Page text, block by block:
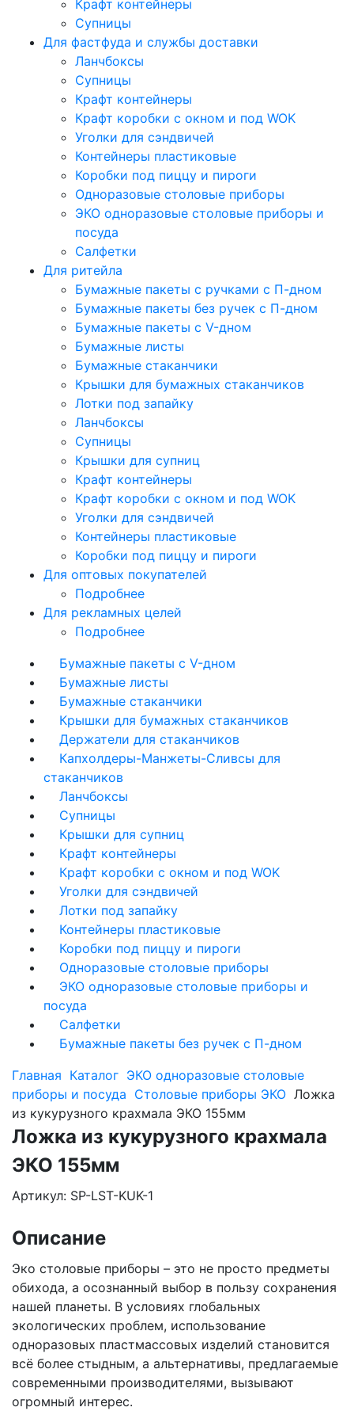
Крафт контейнеры
Супницы
Для фастфуда и службы доставки
Ланчбоксы
Супницы
Крафт контейнеры
Крафт коробки с окном и под WOK
Уголки для сэндвичей
Контейнеры пластиковые
Коробки под пиццу и пироги
Одноразовые столовые приборы
ЭКО одноразовые столовые приборы и
посуда
Салфетки
Для ритейла
Бумажные пакеты с ручками с П-дном
Бумажные пакеты без ручек с П-дном
Бумажные пакеты с V-дном
Бумажные листы
Бумажные стаканчики
Крышки для бумажных стаканчиков
Лотки под запайку
Ланчбоксы
Супницы
Крышки для супниц
Крафт контейнеры
Крафт коробки с окном и под WOK
Уголки для сэндвичей
Контейнеры пластиковые
Коробки под пиццу и пироги
Для оптовых покупателей
Подробнее
Для рекламных целей
Подробнее
Бумажные пакеты с V-дном
Бумажные листы
Бумажные стаканчики
Крышки для бумажных стаканчиков
Держатели для стаканчиков
Капхолдеры-Манжеты-Сливсы для
стаканчиков
Ланчбоксы
Супницы
Крышки для супниц
Крафт контейнеры
Крафт коробки с окном и под WOK
Уголки для сэндвичей
Лотки под запайку
Контейнеры пластиковые
Коробки под пиццу и пироги
Одноразовые столовые приборы
ЭКО одноразовые столовые приборы и
посуда
Салфетки
Бумажные пакеты без ручек с П-дном
Главная Каталог ЭКО одноразовые столовые
приборы и посуда Столовые приборы ЭКО Ложка
из кукурузного крахмала ЭКО 155мм
Ложка из кукурузного крахмала
ЭКО 155мм
Артикул: SP-LST-KUK-1
Описание
Эко столовые приборы – это не просто предметы
обихода, а осознанный выбор в пользу сохранения
нашей планеты. В условиях глобальных
экологических проблем, использование
одноразовых пластмассовых изделий становится
всё более стыдным, а альтернативы, предлагаемые
современными производителями, вызывают
огромный интерес.